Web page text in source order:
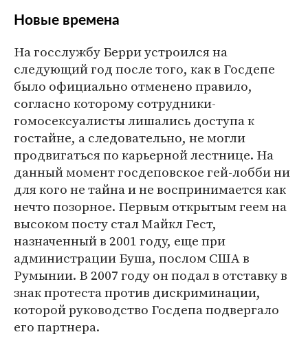
Новые времена
На госслужбу Берри устроился на
следующий год после того, как в Госдепе
было официально отменено правило,
согласно которому сотрудники-
гомосексуалисты лишались доступа к
гостайне, а следовательно, не могли
продвигаться по карьерной лестнице. На
данный момент госдеповское гей-лобби ни
для кого не тайна и не воспринимается как
нечто позорное. Первым открытым геем на
высоком посту стал Майкл Гест,
назначенный в 2001 году, еще при
администрации Буша, послом США в
Румынии. В 2007 году он подал в отставку в
знак протеста против дискриминации,
которой руководство Госдепа подвергало
его партнера.